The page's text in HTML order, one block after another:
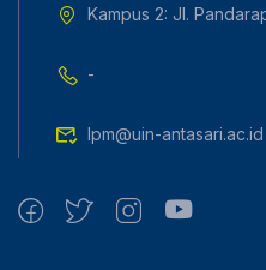
Kampus 2: Jl.
-
lpm@uin-antasari.ac.id